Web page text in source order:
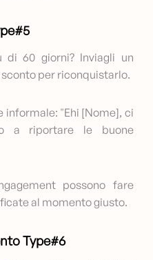
60 giorni? Inviagli un
per riconquistarlo.
informale: "Ehi [Nome], ci
a riportare le buone
possono fare
al momento giusto.
Type#6